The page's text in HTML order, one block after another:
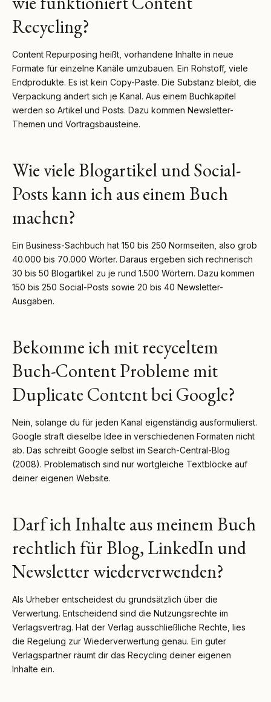
Recycling?
Content Repurposing heißt, vorhandene Inhalte in neue
Formate für einzelne Kanäle umzubauen. Ein Rohstoff, viele
Endprodukte. Es ist kein Copy-Paste. Die Substanz bleibt, die
Verpackung ändert sich je Kanal. Aus einem Buchkapitel
werden so Artikel und Posts. Dazu kommen Newsletter-
Themen und Vortragsbausteine.
Wie viele Blogartikel und Social-
Posts kann ich aus einem Buch
machen?
Ein Business-Sachbuch hat 150 bis 250 Normseiten, also grob
40.000 bis 70.000 Wörter. Daraus ergeben sich rechnerisch
30 bis 50 Blogartikel zu je rund 1.500 Wörtern. Dazu kommen
150 bis 250 Social-Posts sowie 20 bis 40 Newsletter-
Ausgaben.
Bekomme ich mit recyceltem
Buch-Content Probleme mit
Duplicate Content bei Google?
Nein, solange du für jeden Kanal eigenständig ausformulierst.
Google straft dieselbe Idee in verschiedenen Formaten nicht
ab. Das schreibt Google selbst im Search-Central-Blog
(2008). Problematisch sind nur wortgleiche Textblöcke auf
deiner eigenen Website.
Darf ich Inhalte aus meinem Buch
rechtlich für Blog, LinkedIn und
Newsletter wiederverwenden?
Als Urheber entscheidest du grundsätzlich über die
Verwertung. Entscheidend sind die Nutzungsrechte im
Verlagsvertrag. Hat der Verlag ausschließliche Rechte, lies
die Regelung zur Wiederverwertung genau. Ein guter
Verlagspartner räumt dir das Recycling deiner eigenen
Inhalte ein.